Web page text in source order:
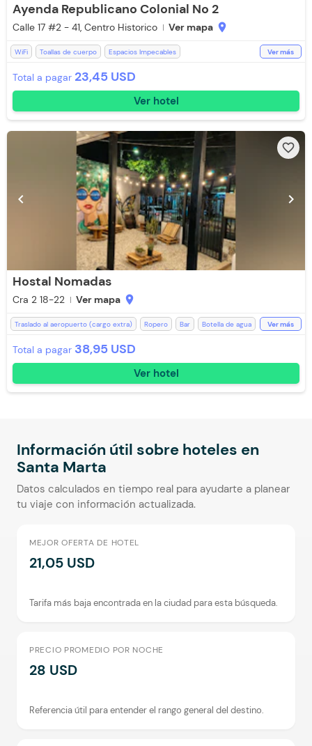
Ayenda Republicano Colonial No 2
Calle 17 #2 - 41, Centro Historico Ver mapa location_on
WiFi Toallas de cuerpo
Espacios Impecables
Toallas
Ver más
Total a pagar 23,45 USD
Ver hotel
favorite_border
chevron_left chevron_right
Hostal Nomadas
Cra 2 18-22 Ver mapa location_on
Traslado al aeropuerto (cargo extra) Ropero Bar
Botella de agua
Parqueadero (Sujeto a Disponibilidad)
Recepción de 24 horas
Restaurante Room Service
Televisión
Ver más
Total a pagar 38,95 USD
Ver hotel
Información útil sobre hoteles en
Santa Marta
Datos calculados en tiempo real para ayudarte a planear
tu viaje con información actualizada.
MEJOR OFERTA DE HOTEL
21,05 USD
Tarifa más baja encontrada en la ciudad para esta búsqueda.
PRECIO PROMEDIO POR NOCHE
28 USD
Referencia útil para entender el rango general del destino.